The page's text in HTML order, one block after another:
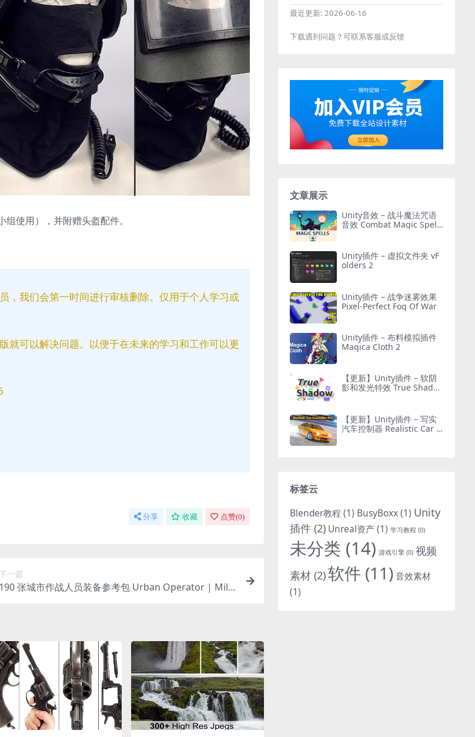
使用），并附赠头盔配件。
，我们会第一时间进行审核删除。仅用于个人学习或
就可以解决问题。以便于在未来的学习和工作可以更
分享 收藏 点赞(0)
下一篇
190 张城市作战人员装备参考包 Urban Operator | Milit
最近更新: 2026-06-16
下载遇到问题？可联系客服或反馈
文章展示
Unity音效 – 战斗魔法咒语
音效 Combat Magic Spells
Unity插件 – 虚拟文件夹 vF
olders 2
Unity插件 – 战争迷雾效果
Pixel-Perfect Fog Of War
Unity插件 – 布料模拟插件
Magica Cloth 2
【更新】Unity插件 – 软阴
影和发光特效 True Shado
【更新】Unity插件 – 写实
汽车控制器 Realistic Car C
标签云
Blender教程 (1) BusyBoxx(1) Unity
插件 (2) Unreal资产(1) 学习教程 (0)
未分类 (14) 游戏引擎 (0) 视频
素材 (2)软件 (11)音效素材
(1)